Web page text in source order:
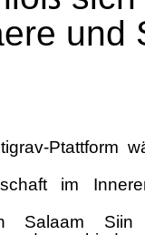
und
Ptattform
im
Salaam Siin